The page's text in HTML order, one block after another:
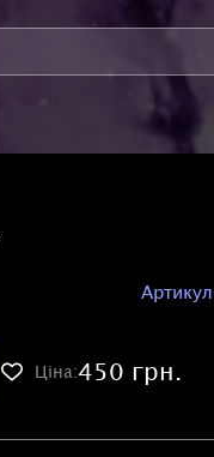
Ціна:450 грн.